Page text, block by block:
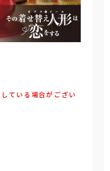
ている場合がござい